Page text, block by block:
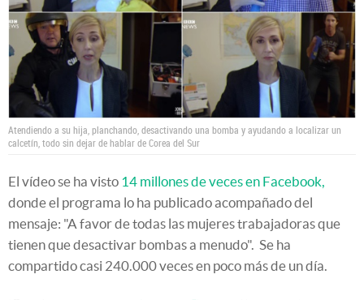
Atendiendo a su hija, planchando, desactivando una bomba y ayudando a localizar un
calcetín, todo sin dejar de hablar de Corea del Sur
El vídeo se ha visto 14 millones de veces en Facebook,
donde el programa lo ha publicado acompañado del
mensaje: "A favor de todas las mujeres trabajadoras que
tienen que desactivar bombas a menudo". Se ha
compartido casi 240.000 veces en poco más de un día.